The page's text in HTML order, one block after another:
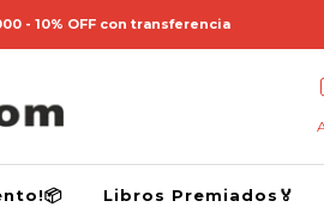
- 10% OFF con transferencia
Libros Premiados🏅